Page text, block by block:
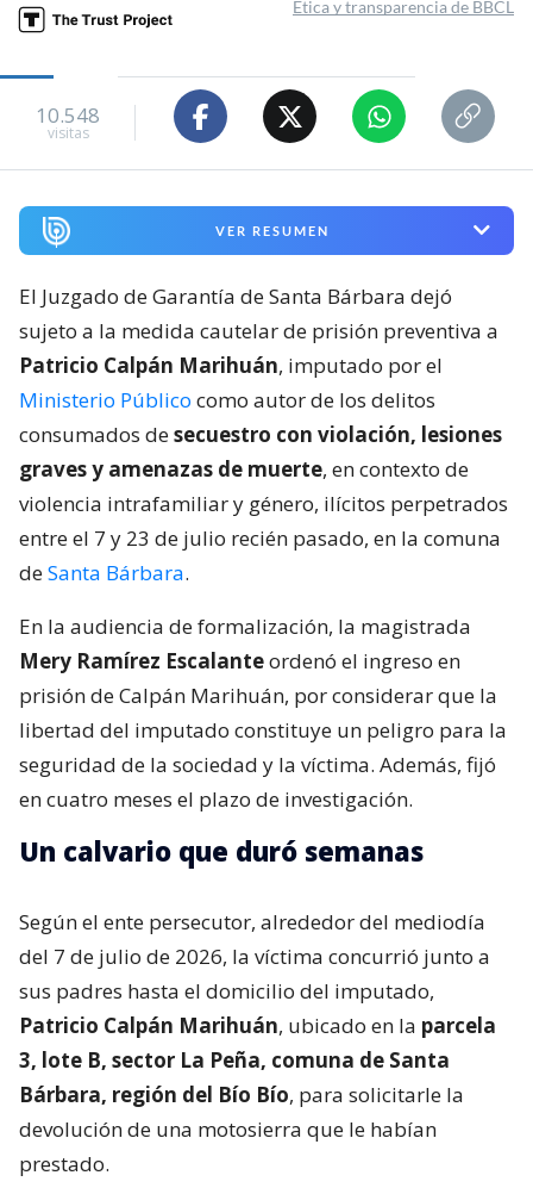
Ética y transparencia de BBCL
10.548
visitas
VER RESUMEN
El Juzgado de Garantía de Santa Bárbara dejó
sujeto a la medida cautelar de prisión preventiva a
Patricio Calpán Marihuán, imputado por el
Ministerio Público como autor de los delitos
consumados desecuestro con violación, lesiones
graves y amenazas de muerte, en contexto de
violencia intrafamiliar y género, ilícitos perpetrados
entre el 7 y 23 de julio recién pasado, en la comuna
deSanta Bárbara.
En la audiencia de formalización, la magistrada
Mery Ramírez Escalanteordenó el ingreso en
prisión de Calpán Marihuán, por considerar que la
libertad del imputado constituye un peligro para la
seguridad de la sociedad y la víctima. Además, fijó
en cuatro meses el plazo de investigación.
Un calvario que duró semanas
Según el ente persecutor, alrededor del mediodía
del 7 de julio de 2026, la víctima concurrió junto a
sus padres hasta el domicilio del imputado,
Patricio Calpán Marihuán, ubicado en la parcela
3, lote B, sector La Peña, comuna de Santa
Bárbara, región del Bío Bío, para solicitarle la
devolución de una motosierra que le habían
prestado.